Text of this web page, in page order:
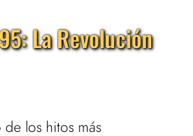
La Revolución
los hitos más